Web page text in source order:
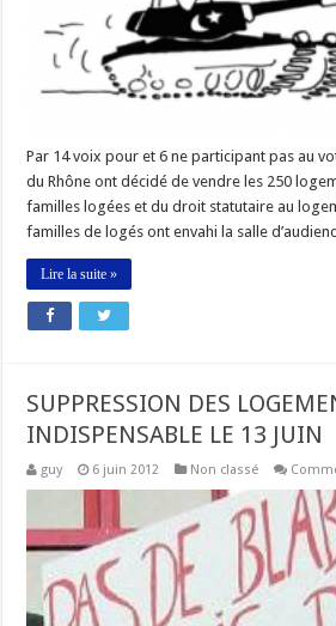
Par 14 voix pour et 6 ne participant pas au
du Rhône ont décidé de vendre les 250
familles logées et du droit statutaire au
familles de logés ont envahi la salle
Lire la suite »
SUPPRESSION DES
INDISPENSABLE LE 13 JUIN
guy 6 juin 2012 Non classé